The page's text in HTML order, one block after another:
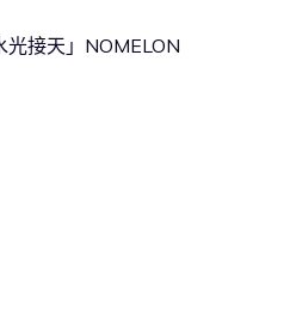
接天」NOMELON